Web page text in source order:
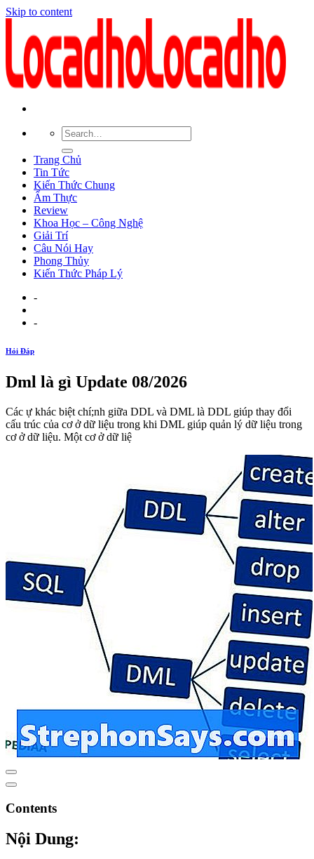
Skip to content
Trang Chủ
Tin Tức
Kiến Thức Chung
Ẩm Thực
Review
Khoa Học – Công Nghệ
Giải Trí
Câu Nói Hay
Phong Thủy
Kiến Thức Pháp Lý
-
-
Hỏi Đáp
Dml là gì Update 08/2026
Các ự khác biệt chí;nh giữa DDL và DML là DDL giúp thay đổi
cấu trúc của cơ ở dữ liệu trong khi DML giúp quản lý dữ liệu trong
cơ ở dữ liệu. Một cơ ở dữ liệ
Contents
Nội Dung: